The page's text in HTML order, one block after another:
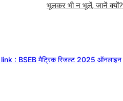
भूलकर भी न भूलें, जानें क्यों?
: BSEB मैट्रिक रिजल्ट 2025 ऑनलाइन